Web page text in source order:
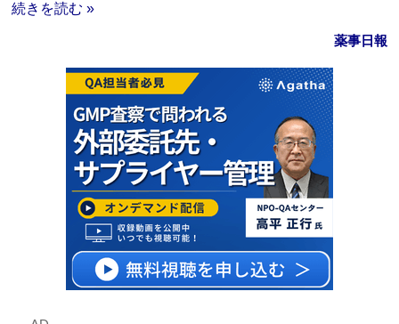
続きを読む »
薬事日報